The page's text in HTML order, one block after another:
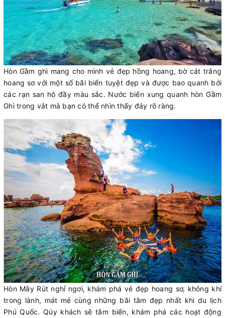
Hòn Gầm ghì mang cho mình vẻ đẹp hồng hoang, bờ cát trắng
hoang sơ với một số bãi biển tuyệt đẹp và được bao quanh bởi
các rạn san hô đầy màu sắc. Nước biển xung quanh hòn Gầm
Ghì trong vắt mà bạn có thể nhìn thấy đáy rõ ràng.
Hòn Mây Rút nghỉ ngơi, khám phá vẻ đẹp hoang sơ, không khí
trong lành, mát mẻ cùng những bãi tắm đẹp nhất khi du lịch
Phú Quốc. Qúy khách sẽ tắm biển, khám phá các hoạt động